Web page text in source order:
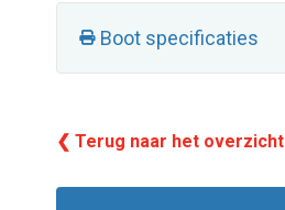
Boot specificaties
❮ Terug naar het overzicht